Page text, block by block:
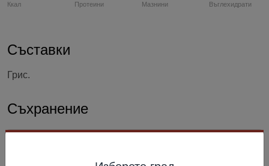
Ккал Протеини Мазнини Въглехидрати
Съставки
Грис.
Съхранение
Да се съхранява в чисти, сухи, добре проветриви